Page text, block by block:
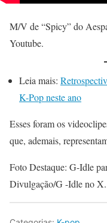
M/V de “Spicy” do
Youtube.
Leia mais:
K-Pop neste ano
Esses foram os
que, ademais,
Foto Destaque: G-Idle
Divulgação/G -Idle no X.